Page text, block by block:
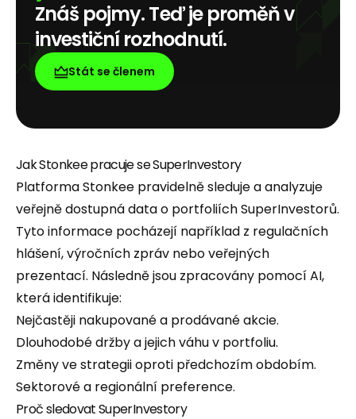
Znáš pojmy. Teď je proměň v
investiční rozhodnutí.
Stát se členem
Jak Stonkee pracuje se SuperInvestory
Platforma Stonkee pravidelně sleduje a analyzuje
veřejně dostupná data o portfoliích SuperInvestorů.
Tyto informace pocházejí například z regulačních
hlášení, výročních zpráv nebo veřejných
prezentací. Následně jsou zpracovány pomocí AI,
která identifikuje:
Nejčastěji nakupované a prodávané akcie.
Dlouhodobé držby a jejich váhu v portfoliu.
Změny ve strategii oproti předchozím obdobím.
Sektorové a regionální preference.
Proč sledovat SuperInvestory